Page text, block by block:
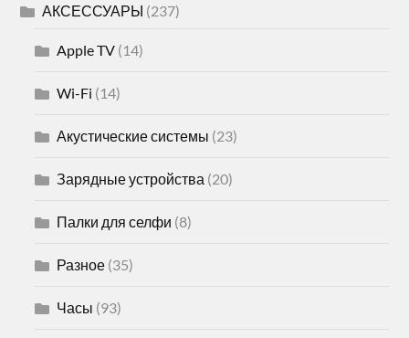
АКСЕССУАРЫ (237)
Apple TV (14)
Wi-Fi (14)
Акустические системы (23)
Зарядные устройства (20)
Палки для селфи (8)
Разное (35)
Часы (93)